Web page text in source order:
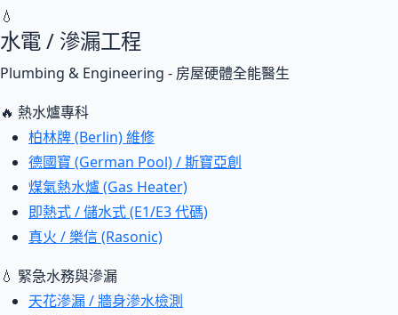
💧
水電 / 滲漏工程
Plumbing & Engineering - 房屋硬體全能醫生
🔥 熱水爐專科
柏林牌 (Berlin) 維修
德國寶 (German Pool) / 斯寶亞創
煤氣熱水爐 (Gas Heater)
即熱式 / 儲水式 (E1/E3 代碼)
真火 / 樂信 (Rasonic)
💧 緊急水務與滲漏
天花滲漏 / 牆身滲水檢測